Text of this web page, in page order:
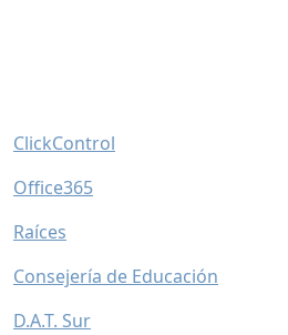
ClickControl
Office365
Raíces
Consejería de Educación
D.A.T. Sur